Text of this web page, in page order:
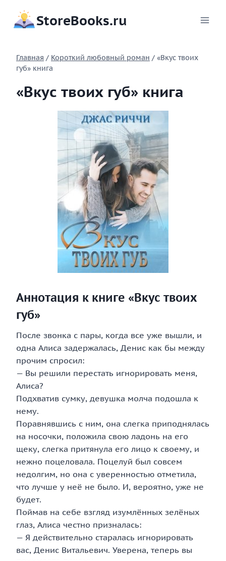
содержимому
StoreBooks.ru
Главная / Короткий любовный роман / «Вкус твоих
губ» книга
«Вкус твоих губ» книга
Аннотация к книге «Вкус твоих
губ»
После звонка с пары, когда все уже вышли, и
одна Алиса задержалась, Денис как бы между
прочим спросил:
— Вы решили перестать игнорировать меня,
Алиса?
Подхватив сумку, девушка молча подошла к
нему.
Поравнявшись с ним, она слегка приподнялась
на носочки, положила свою ладонь на его
щеку, слегка притянула его лицо к своему, и
нежно поцеловала. Поцелуй был совсем
недолгим, но она с уверенностью отметила,
что лучше у неё не было. И, вероятно, уже не
будет.
Поймав на себе взгляд изумлённых зелёных
глаз, Алиса честно призналась:
— Я действительно старалась игнорировать
вас, Денис Витальевич. Уверена, теперь вы